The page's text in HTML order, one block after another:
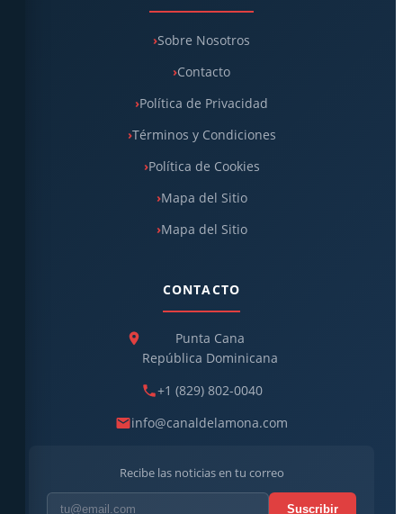
Sobre Nosotros
Contacto
Política de Privacidad
Términos y Condiciones
Política de Cookies
Mapa del Sitio
Mapa del Sitio
CONTACTO
Punta Cana
República Dominicana
+1 (829) 802-0040
info@canaldelamona.com
Recibe las noticias en tu correo
Suscribir